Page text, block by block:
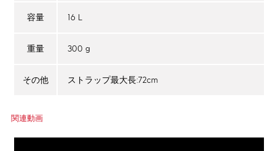
容量 16 L
重量 300 g
その他 ストラップ最大長:72cm
関連動画